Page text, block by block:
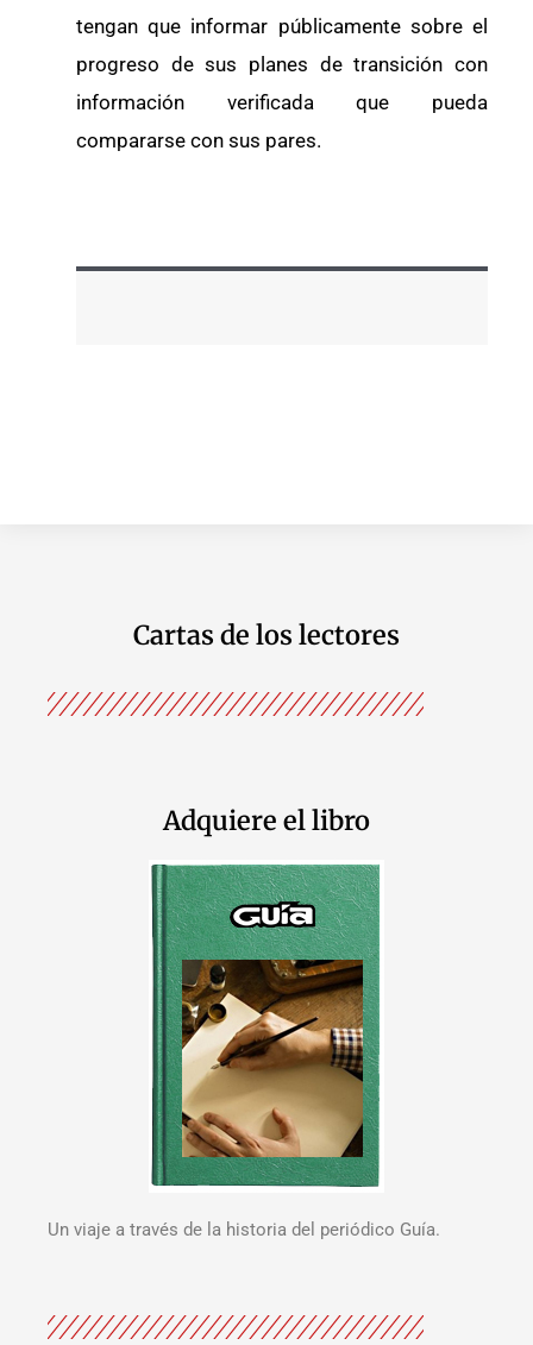
tengan que informar públicamente sobre el
progreso de sus planes de transición con
información verificada que pueda
compararse con sus pares.
Cartas de los lectores
Adquiere el libro
Un viaje a través de la historia del periódico Guía.